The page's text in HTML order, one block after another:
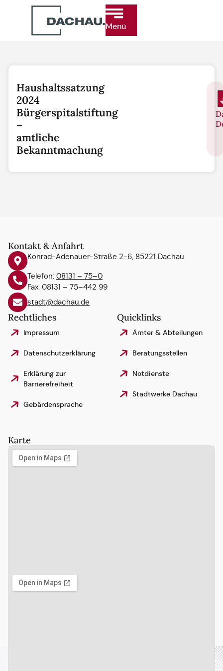
Menü
Haushaltssatzung
2024
Bürgerspitalstiftung
–
amtliche
Bekanntmachung
Kontakt & Anfahrt
Konrad-Adenauer-Straße 2-6, 85221 Dachau
Telefon: 08131 – 75–0
Fax: 08131 – 75–442 99
stadt@dachau.de
Rechtliches
Impressum
Datenschutzerklärung
Erklärung zur
Barrierefreiheit
Gebärdensprache
Quicklinks
Ämter & Abteilungen
Beratungsstellen
Notdienste
Stadtwerke Dachau
Karte